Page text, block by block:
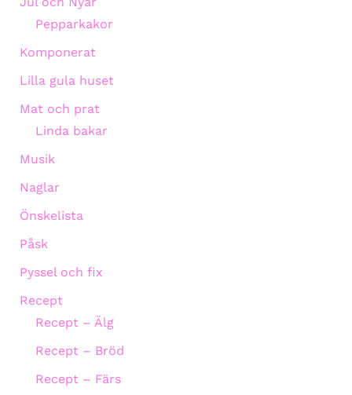
Pepparkakor
Komponerat
Lilla gula huset
Mat och prat
Linda bakar
Musik
Naglar
Önskelista
Påsk
Pyssel och fix
Recept
Recept – Älg
Recept – Bröd
Recept – Färs